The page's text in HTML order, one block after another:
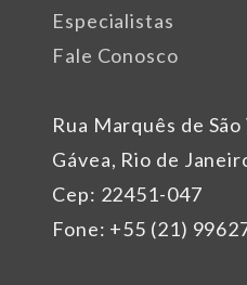
Rua Marquês de
Gávea, Rio de
Cep: 22451-047
Fone: +55 (21)
Especialistas
Fale Conosco